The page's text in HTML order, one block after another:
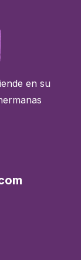
en su